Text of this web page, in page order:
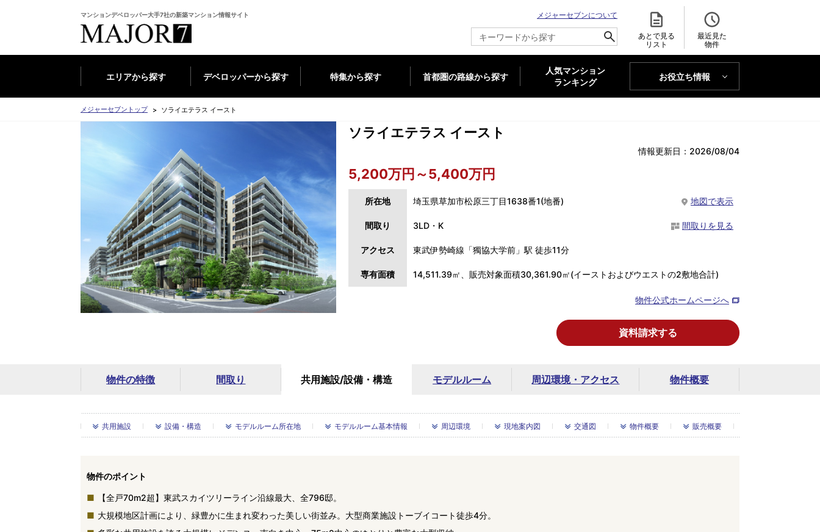
マンションデベロッパー大手7社の新築マンション情報サイト
メジャーセブンについて
あとで見る
リスト
最近見た
物件
エリアから探す デベロッパーから探す 特集から探す 首都圏の路線から探す
人気マンション
ランキング
お役立ち情報
MAJOR'S BLOG
メジャーセブントップ ソライエテラス イースト
ソライエテラス イースト
情報更新日：2026/08/04
5,200万円～5,400万円
所在地 埼玉県草加市松原三丁目1638番1(地番) 地図で表示
間取り 3LD・K 間取りを見る
アクセス 東武伊勢崎線「獨協大学前」駅 徒歩11分
専有面積 14,511.39㎡、販売対象面積30,361.90㎡(イーストおよびウエストの2敷地合計)
物件公式ホームページへ
資料請求する
物件の特徴 間取り 共用施設/設備・構造 モデルルーム 周辺環境・ アクセス 物件概要
共用施設 設備・構造 モデルルーム所在地 モデルルーム基本情報 周辺環境 現地案内図 交通図 物件概要 販売概要
物件のポイント
【全戸70m2超】東武スカイツリーライン沿線最大、全796邸。
大規模地区計画により、緑豊かに生まれ変わった美しい街並み。大型商業施設トーブイコート徒歩4分。